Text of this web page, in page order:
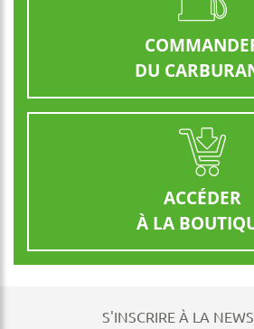
DU
ACCÉDER
À LA
S'INSCRIRE À LA